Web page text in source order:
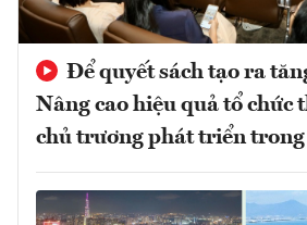
Để quyết sách tạo ra
Nâng cao hiệu quả tổ chức
chủ trương phát triển